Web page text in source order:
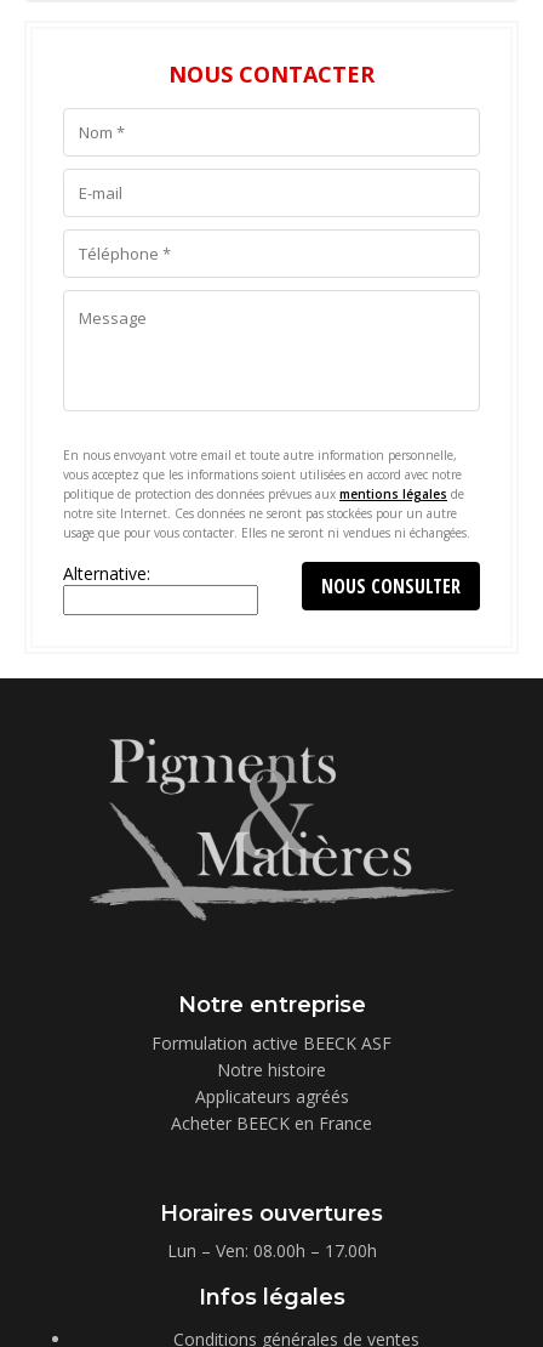
NOUS CONTACTER
En nous envoyant votre email et toute autre information personnelle,
vous acceptez que les informations soient utilisées en accord avec notre
politique de protection des données prévues aux mentions légales de
notre site Internet. Ces données ne seront pas stockées pour un autre
usage que pour vous contacter. Elles ne seront ni vendues ni échangées.
Alternative:
Notre entreprise
Formulation active BEECK ASF
Notre histoire
Applicateurs agréés
Acheter BEECK en France
Horaires ouvertures
Lun – Ven: 08.00h – 17.00h
Infos légales
Conditions générales de ventes